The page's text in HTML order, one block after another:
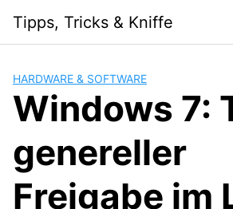
content
Tipps, Tricks & Kniffe
HARDWARE & SOFTWARE
Windows 7:
genereller
Freigabe im